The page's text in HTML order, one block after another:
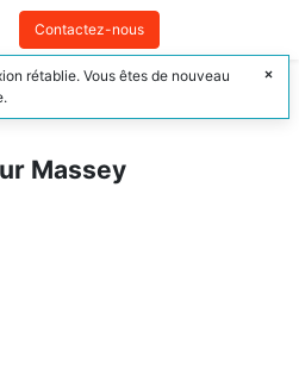
Contactez-nous
Massey
rétablie. Vous êtes de nouveau